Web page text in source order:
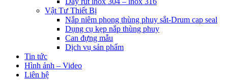
Vật Tư Thiết Bị
Nắp niêm phong thùng phuy sắt-Drum cap seal
Dụng cụ kẹp nắp thùng phuy
Can đựng mẫu
Dịch vụ sản phẩm
Tin tức
Hình ảnh – Video
Liên hệ